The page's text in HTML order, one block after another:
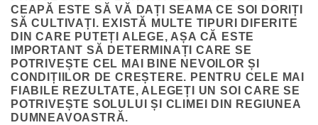
CEAPĂ ESTE SĂ VĂ DAȚI SEAMA CE SOI DORIȚI
SĂ CULTIVAȚI. EXISTĂ MULTE TIPURI DIFERITE
DIN CARE PUTEȚI ALEGE, AȘA CĂ ESTE
IMPORTANT SĂ DETERMINAȚI CARE SE
POTRIVEȘTE CEL MAI BINE NEVOILOR ȘI
CONDIȚIILOR DE CREȘTERE. PENTRU CELE MAI
FIABILE REZULTATE, ALEGEȚI UN SOI CARE SE
POTRIVEȘTE SOLULUI ȘI CLIMEI DIN REGIUNEA
DUMNEAVOASTRĂ.